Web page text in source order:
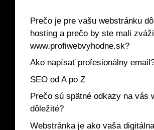
Prečo je pre vašu webstránku
hosting a prečo by ste mali
www.profiwebvyhodne.sk?
Ako napísať profesionálny
SEO od A po Z
Prečo sú spätné odkazy na vás
dôležité?
Webstránka je ako vaša